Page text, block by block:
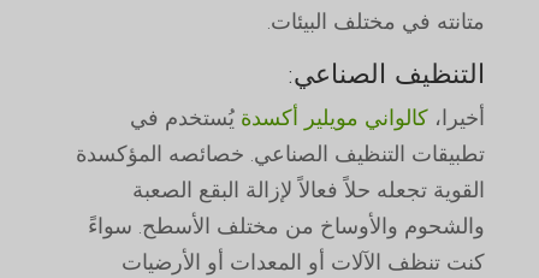
متانته في مختلف البيئات.
التنظيف الصناعي:
أخيرا، كالواني مويلير أكسدة يُستخدم في
تطبيقات التنظيف الصناعي. خصائصه المؤكسدة
القوية تجعله حلاً فعالاً لإزالة البقع الصعبة
والشحوم والأوساخ من مختلف الأسطح. سواءً
كنت تنظف الآلات أو المعدات أو الأرضيات